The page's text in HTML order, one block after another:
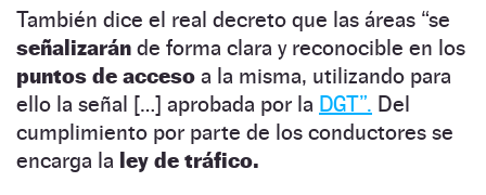
También dice el real decreto que las áreas “se
señalizarán de forma clara y reconocible en los
puntos de acceso a la misma, utilizando para
ello la señal […] aprobada por la DGT”. Del
cumplimiento por parte de los conductores se
encarga la ley de tráfico.